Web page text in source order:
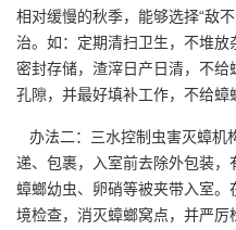
相对缓慢的秋季，能够选择“敌
治。如：定期清扫卫生，不堆
密封存储，渣滓日产日清，不
孔隙，并最好填补工作，不给蟑
办法二：三水控制虫害灭蟑机
递、包裹，入室前去除外包装，
蟑螂幼虫、卵硝等被夹带入室
境检查，消灭蟑螂窝点，并严